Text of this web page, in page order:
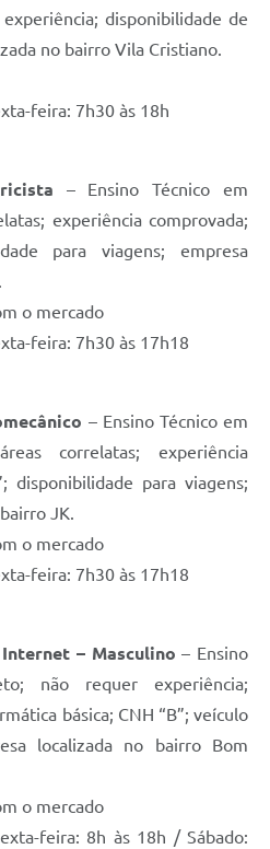
disponibilidade de
no bairro Vila Cristiano.
feira: 7h30 às 18h
– Ensino Técnico em
experiência comprovada;
para viagens; empresa
o mercado
feira: 7h30 às 17h18
– Ensino Técnico em
correlatas; experiência
disponibilidade para viagens;
JK.
o mercado
feira: 7h30 às 17h18
– Masculino – Ensino
não requer experiência;
básica; CNH “B”; veículo
localizada no bairro Bom
o mercado
feira: 8h às 18h / Sábado: